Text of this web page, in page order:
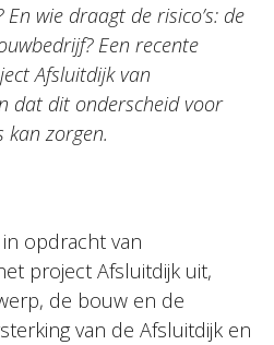
wie draagt de risico’s: de
Een recente
Afsluitdijk van
dat dit onderscheid voor
kan zorgen.
opdracht van
project Afsluitdijk uit,
de bouw en de
van de Afsluitdijk en